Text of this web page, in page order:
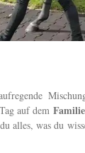
auf dem
alles, was du